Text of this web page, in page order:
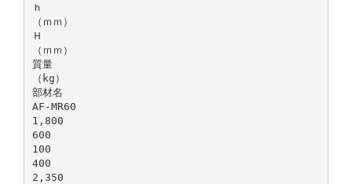
ｈ
（ｍｍ）
Ｈ
（ｍｍ）
質量
（kg）
部材名
AF-MR60
1,800
600
100
400
2,350